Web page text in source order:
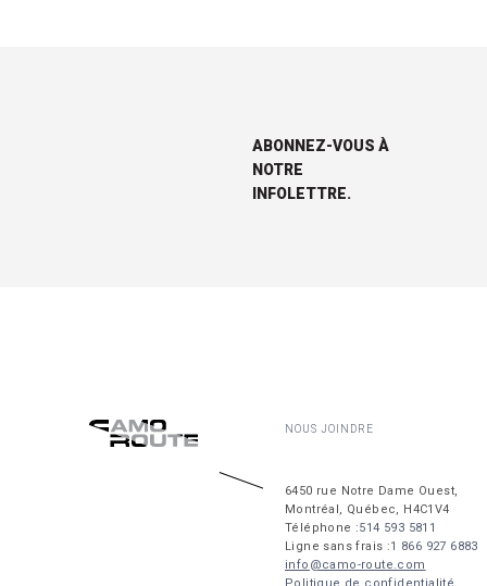
ABONNEZ-VOUS À
NOTRE
INFOLETTRE.
NOUS JOINDRE
6450 rue Notre Dame Ouest,
Montréal, Québec, H4C1V4
Téléphone :514 593 5811
Ligne sans frais :1 866 927 6883
info@camo-route.com